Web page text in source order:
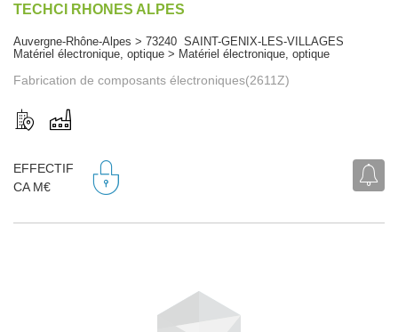
TECHCI RHONES ALPES
Auvergne-Rhône-Alpes > 73240 SAINT-GENIX-LES-VILLAGES
Matériel électronique, optique > Matériel électronique, optique
Fabrication de composants électroniques(2611Z)
EFFECTIF
CA M€